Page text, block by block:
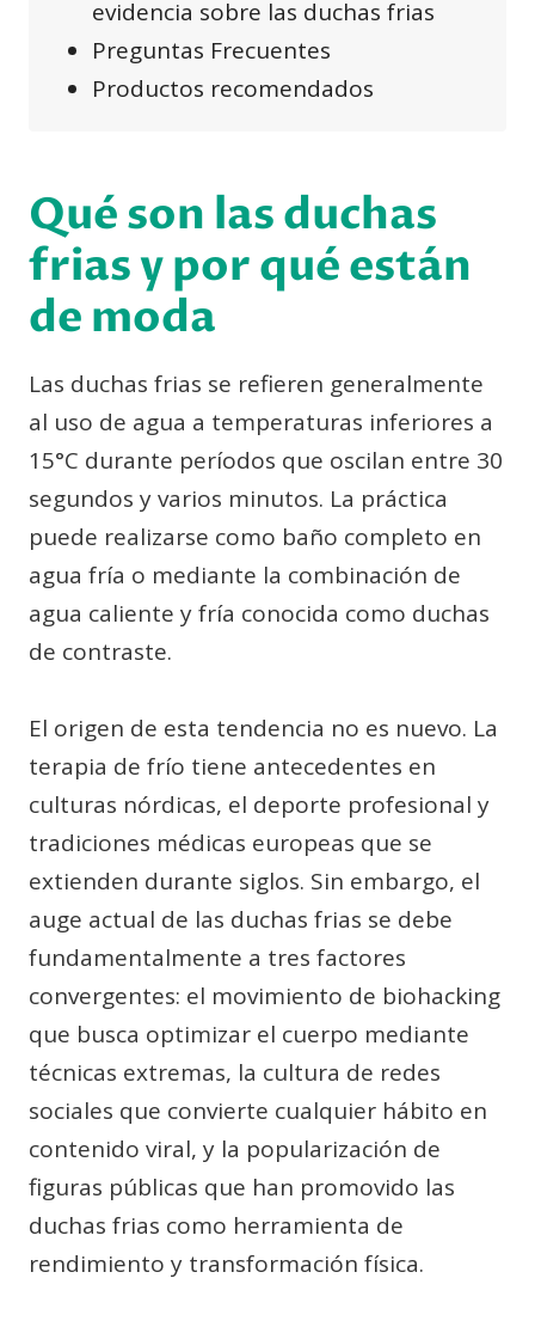
evidencia sobre las duchas frias
Preguntas Frecuentes
Productos recomendados
Qué son las duchas
frias y por qué están
de moda
Las duchas frias se refieren generalmente
al uso de agua a temperaturas inferiores a
15°C durante períodos que oscilan entre 30
segundos y varios minutos. La práctica
puede realizarse como baño completo en
agua fría o mediante la combinación de
agua caliente y fría conocida como duchas
de contraste.
El origen de esta tendencia no es nuevo. La
terapia de frío tiene antecedentes en
culturas nórdicas, el deporte profesional y
tradiciones médicas europeas que se
extienden durante siglos. Sin embargo, el
auge actual de las duchas frias se debe
fundamentalmente a tres factores
convergentes: el movimiento de biohacking
que busca optimizar el cuerpo mediante
técnicas extremas, la cultura de redes
sociales que convierte cualquier hábito en
contenido viral, y la popularización de
figuras públicas que han promovido las
duchas frias como herramienta de
rendimiento y transformación física.